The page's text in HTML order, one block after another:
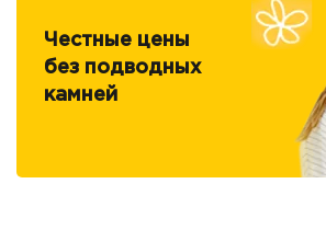
Честные цены
без подводных
камней